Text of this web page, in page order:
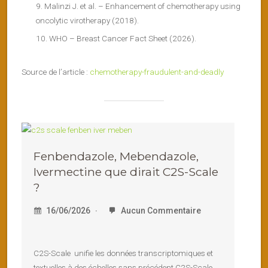
Malinzi J. et al. – Enhancement of chemotherapy using
oncolytic virotherapy (2018).
WHO – Breast Cancer Fact Sheet (2026).
Source de l’article : chemotherapy-fraudulent-and-deadly
Fenbendazole, Mebendazole,
Ivermectine que dirait C2S-Scale
?
16/06/2026 Aucun Commentaire
C2S-Scale unifie les données transcriptomiques et